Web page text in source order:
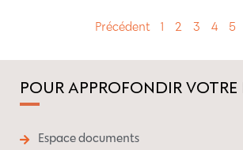
Précédent 1 2 3 4 5
POUR APPROFONDIR VOTRE
Espace documents